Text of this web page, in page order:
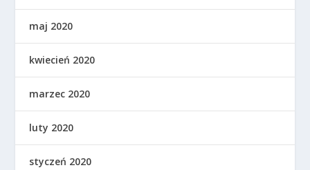
maj 2020
kwiecień 2020
marzec 2020
luty 2020
styczeń 2020